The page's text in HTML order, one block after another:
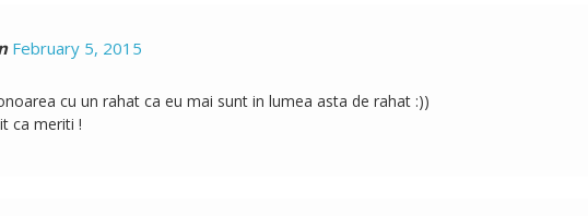
February 5, 2015
cu un rahat ca eu mai sunt in lumea asta de rahat :))
ca meriti !